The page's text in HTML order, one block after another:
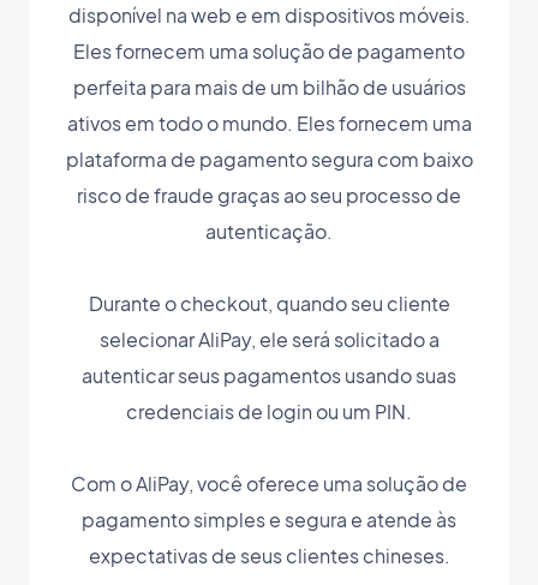
disponível na web e em dispositivos móveis.
Eles fornecem uma solução de pagamento
perfeita para mais de um bilhão de usuários
ativos em todo o mundo. Eles fornecem uma
plataforma de pagamento segura com baixo
risco de fraude graças ao seu processo de
autenticação.
Durante o checkout, quando seu cliente
selecionar AliPay, ele será solicitado a
autenticar seus pagamentos usando suas
credenciais de login ou um PIN.
Com o AliPay, você oferece uma solução de
pagamento simples e segura e atende às
expectativas de seus clientes chineses.